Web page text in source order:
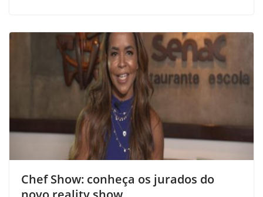
Chef Show: conheça os jurados do